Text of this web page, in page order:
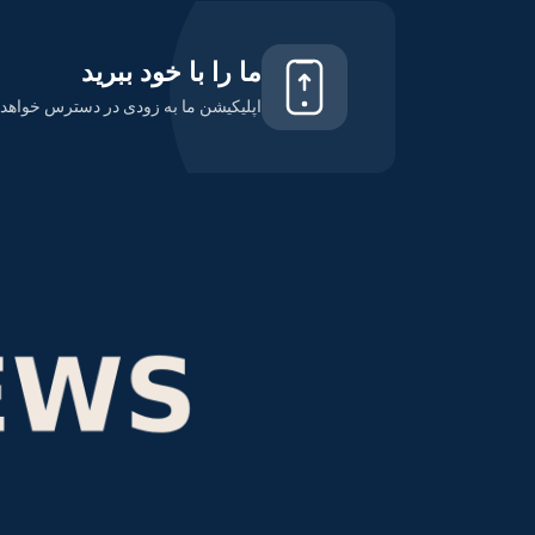
ما را با خود ببرید
اپلیکیشن ما به زودی در دسترس خواهد